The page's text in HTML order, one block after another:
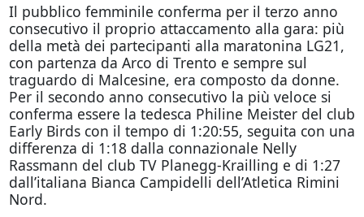
Il pubblico femminile conferma per il terzo anno
consecutivo il proprio attaccamento alla gara: più
della metà dei partecipanti alla maratonina LG21,
con partenza da Arco di Trento e sempre sul
traguardo di Malcesine, era composto da donne.
Per il secondo anno consecutivo la più veloce si
conferma essere la tedesca Philine Meister del club
Early Birds con il tempo di 1:20:55, seguita con una
differenza di 1:18 dalla connazionale Nelly
Rassmann del club TV Planegg-Krailling e di 1:27
dall’italiana Bianca Campidelli dell’Atletica Rimini
Nord.